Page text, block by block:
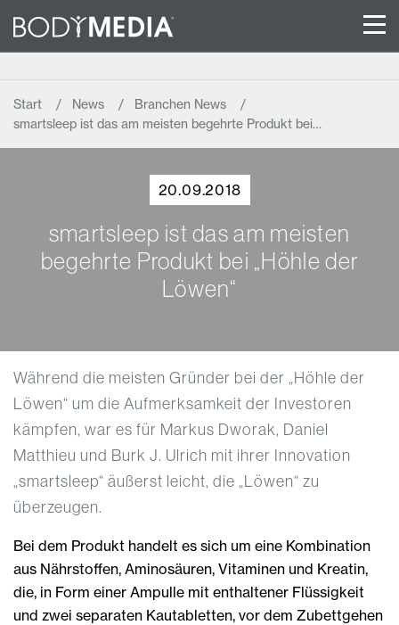
Start News
Branchen News
smartsleep ist das am meisten begehrte Produkt bei…
20.09.2018
smartsleep ist das am meisten
begehrte Produkt bei „Höhle der
Löwen“
Während die meisten Gründer bei der „Höhle der
Löwen“ um die Aufmerksamkeit der Investoren
kämpfen, war es für Markus Dworak, Daniel
Matthieu und Burk J. Ulrich mit ihrer Innovation
„smartsleep“ äußerst leicht, die „Löwen“ zu
überzeugen.
Bei dem Produkt handelt es sich um eine Kombination
aus Nährstoffen, Aminosäuren, Vitaminen und Kreatin,
die, in Form einer Ampulle mit enthaltener Flüssigkeit
und zwei separaten Kautabletten, vor dem Zubettgehen